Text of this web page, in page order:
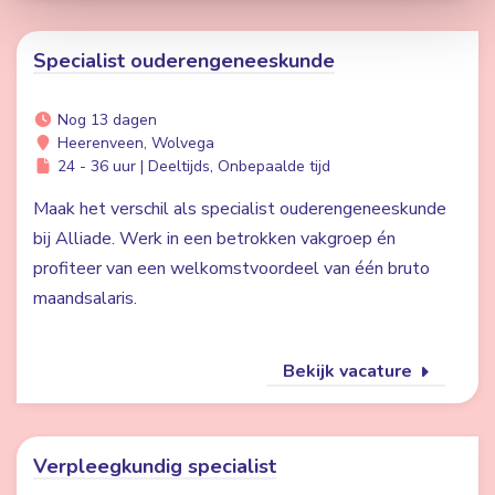
Specialist ouderengeneeskunde
Nog 13 dagen
Heerenveen, Wolvega
24 - 36 uur | Deeltijds, Onbepaalde tijd
Maak het verschil als specialist ouderengeneeskunde
bij Alliade. Werk in een betrokken vakgroep én
profiteer van een welkomstvoordeel van één bruto
maandsalaris.
Bekijk vacature
Verpleegkundig specialist